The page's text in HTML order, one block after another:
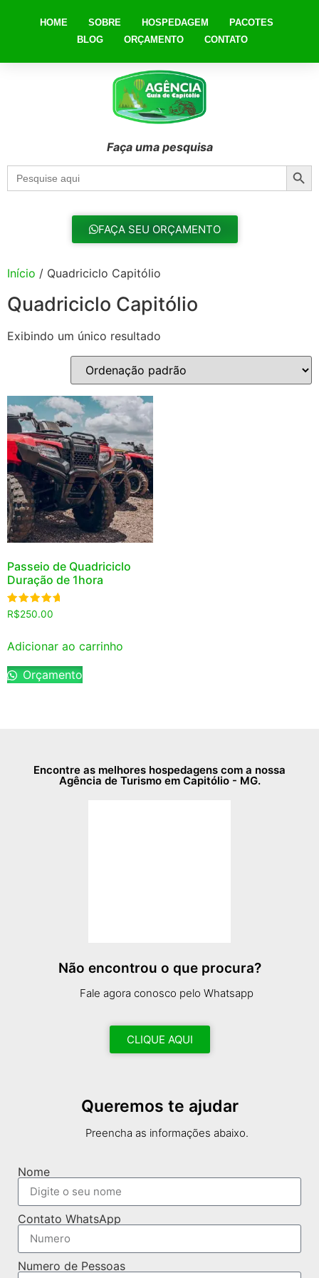
HOME SOBRE HOSPEDAGEM
PACOTES
BLOG
ORÇAMENTO CONTATO
Faça uma pesquisa
Search
for:
FAÇA SEU ORÇAMENTO
Início / Quadriciclo Capitólio
Quadriciclo Capitólio
Exibindo um único resultado
Passeio de Quadriciclo
Duração de 1hora
Avaliação
5.00
R$250.00
Adicionar ao carrinho
Orçamento
Encontre as melhores hospedagens com a nossa
Agência de Turismo em Capitólio - MG.
Não encontrou o que procura?
Fale agora conosco pelo Whatsapp
CLIQUE AQUI
Queremos te ajudar
Preencha as informações abaixo.
Nome
Contato WhatsApp
Numero de Pessoas